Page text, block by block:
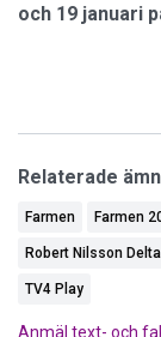
och 19 januari
Relaterade
Farmen Farmen
Robert Nilsson
TV4 Play
Anmäl text- och